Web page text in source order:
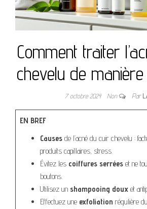
Comment traiter
chevelu de
7 octobre 2024 Non Par
EN BREF
Causes de l’acné du cuir chevelu :
produits capillaires, stress.
Évitez les coiffures serrées et ne
boutons.
Utilisez un shampooing doux et
Effectuez une exfoliation régulière